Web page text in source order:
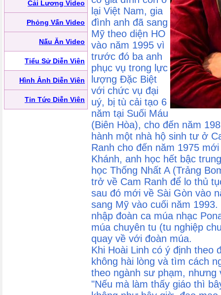
Cải Lương Video
Phỏng Vấn Video
Nấu Ăn Video
Tiểu Sử Diễn Viên
Hình Ảnh Diễn Viên
Tin Tức Diễn Viên
lại Việt Nam, gia
đình anh đã sang
Mỹ theo diện HO
vào năm 1995 vì
trước đó ba anh
phục vụ trong lực
lượng Đặc Biệt
với chức vụ đại
uý, bị tù cải tạo 6
năm tại Suối Máu
(Biên Hòa), cho đến năm
hành một nhà hộ sinh tư ở
Ranh cho đến năm 1975
Khánh, anh học hết bậc
học Thống Nhất A (Trảng
trở về Cam Ranh để lo thủ
sau đó mới về Sài Gòn vào
sang Mỹ vào cuối năm
nhập đoàn ca múa nhạc
múa chuyên tu (tu nghiệp
quay về với đoàn múa.
Khi Hoài Linh có ý định theo
không hài lòng và tìm cách
theo ngành sư phạm, nhưng
"Nếu mà làm thấy giáo thì